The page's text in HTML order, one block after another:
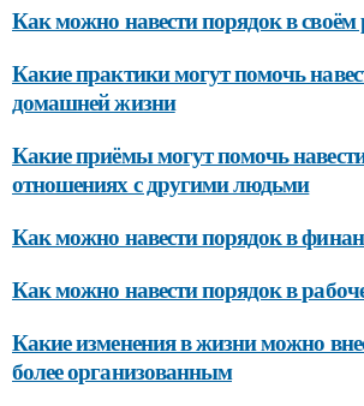
Как можно навести порядок в своём
Какие практики могут помочь
домашней жизни
Какие приёмы могут помочь
отношениях с другими людьми
Как можно навести порядок в
Как можно навести порядок в
Какие изменения в жизни можно
более организованным